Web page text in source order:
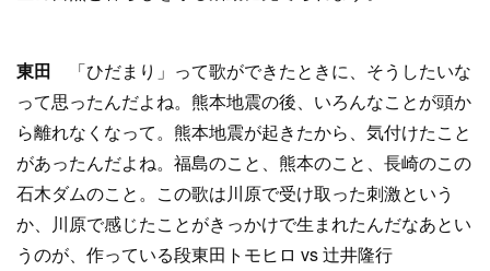
東田 「ひだまり」って歌ができたときに、そうしたいな
って思ったんだよね。熊本地震の後、いろんなことが頭か
ら離れなくなって。熊本地震が起きたから、気付けたこと
があったんだよね。福島のこと、熊本のこと、長崎のこの
石木ダムのこと。この歌は川原で受け取った刺激という
か、川原で感じたことがきっかけで生まれたんだなあとい
うのが、作っている段東田トモヒロ vs 辻井隆行